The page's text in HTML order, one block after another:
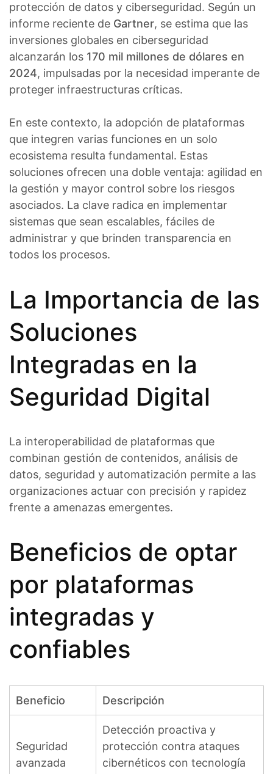
protección de datos y ciberseguridad. Según un
informe reciente de Gartner, se estima que las
inversiones globales en ciberseguridad
alcanzarán los 170 mil millones de dólares en
2024, impulsadas por la necesidad imperante de
proteger infraestructuras críticas.
En este contexto, la adopción de plataformas
que integren varias funciones en un solo
ecosistema resulta fundamental. Estas
soluciones ofrecen una doble ventaja: agilidad en
la gestión y mayor control sobre los riesgos
asociados. La clave radica en implementar
sistemas que sean escalables, fáciles de
administrar y que brinden transparencia en
todos los procesos.
La Importancia de las
Soluciones
Integradas en la
Seguridad Digital
La interoperabilidad de plataformas que
combinan gestión de contenidos, análisis de
datos, seguridad y automatización permite a las
organizaciones actuar con precisión y rapidez
frente a amenazas emergentes.
Beneficios de optar
por plataformas
integradas y
confiables
Beneficio Descripción
Seguridad
avanzada
Detección proactiva y
protección contra ataques
cibernéticos con tecnología